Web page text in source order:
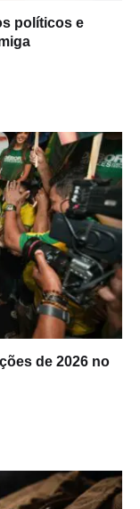
políticos e
de 2026 no